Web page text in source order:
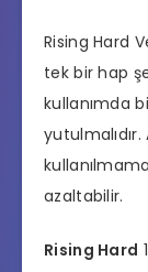
Rising Hard
tek bir hap
kullanımda
azaltabilir.
Rising Hard